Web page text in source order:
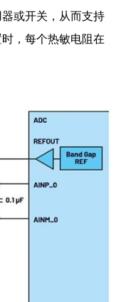
或开关，从而支持
，每个热敏电阻在